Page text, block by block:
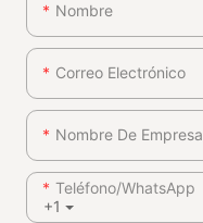
Nombre
Correo Electrónico
Nombre De Empresa
+1
Teléfono/WhatsApp